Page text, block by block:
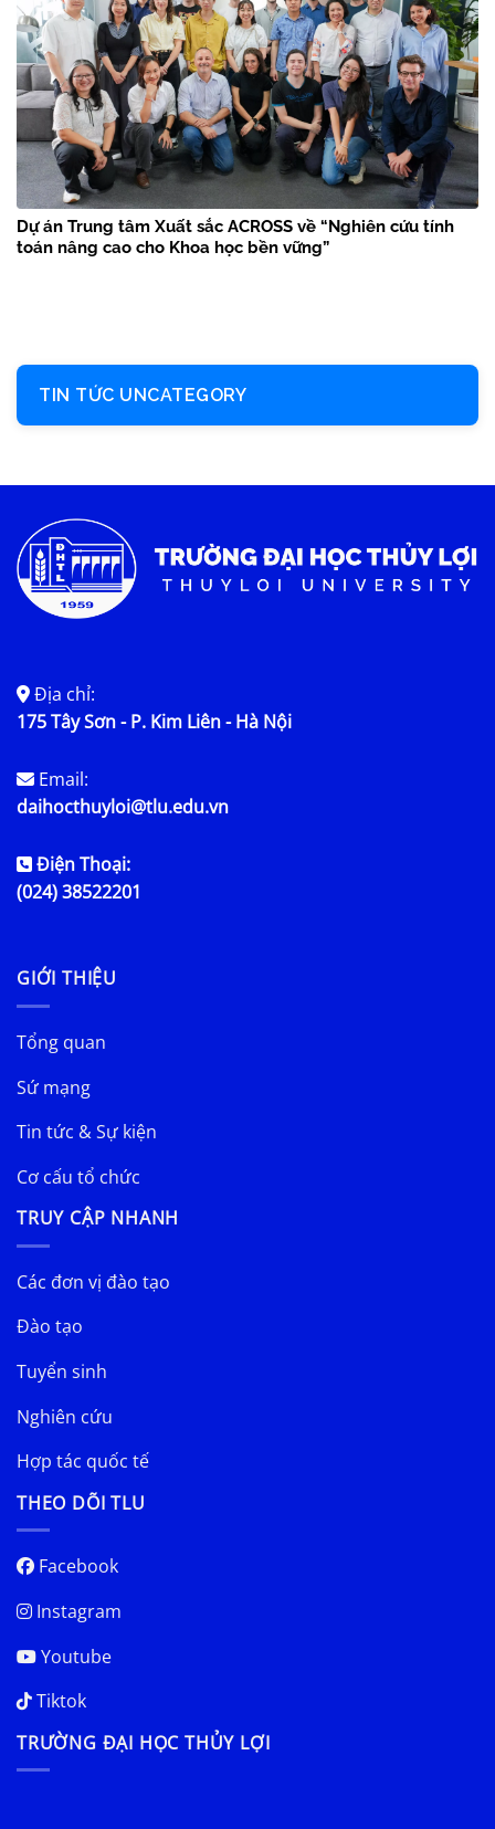
Dự án Trung tâm Xuất sắc ACROSS về “Nghiên cứu tính
toán nâng cao cho Khoa học bền vững”
TIN TỨC UNCATEGORY
Địa chỉ:
175 Tây Sơn - P. Kim Liên - Hà Nội
Email:
daihocthuyloi@tlu.edu.vn
Điện Thoại:
(024) 38522201
GIỚI THIỆU
Tổng quan
Sứ mạng
Tin tức & Sự kiện
Cơ cấu tổ chức
TRUY CẬP NHANH
Các đơn vị đào tạo
Đào tạo
Tuyển sinh
Nghiên cứu
Hợp tác quốc tế
THEO DÕI TLU
Facebook
Instagram
Youtube
Tiktok
TRƯỜNG ĐẠI HỌC THỦY LỢI